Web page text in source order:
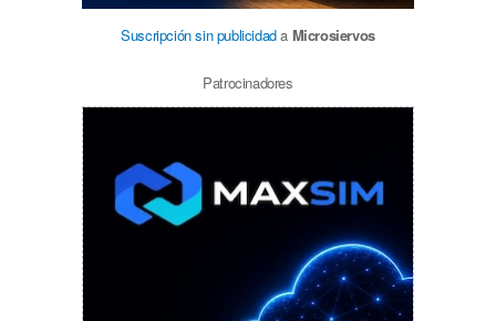
Suscripción sin publicidada Microsiervos
Patrocinadores